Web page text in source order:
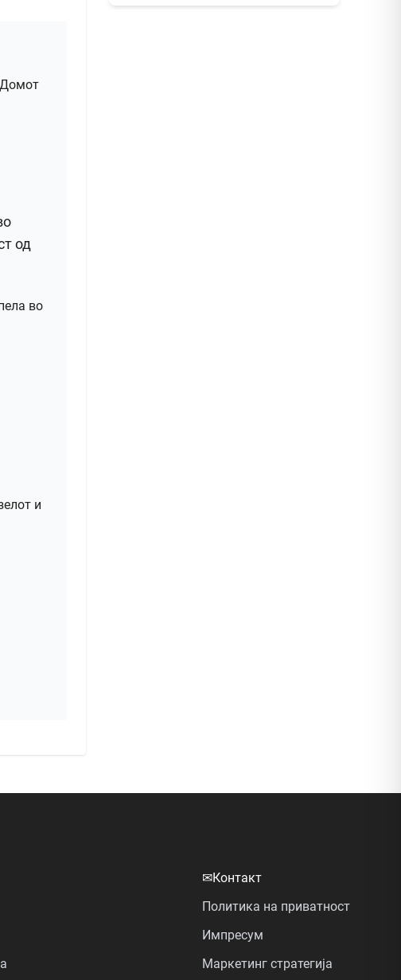
од
✉Контакт
Политика на приватност
Импресум
Маркетинг стратегија